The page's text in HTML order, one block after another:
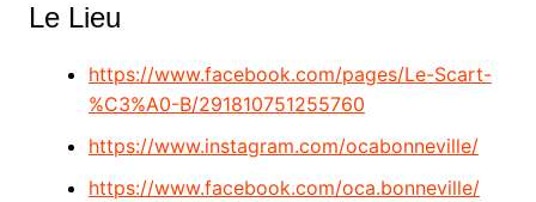
Le Lieu
https://www.facebook.com/pages/Le-Scart-
%C3%A0-B/291810751255760
https://www.instagram.com/ocabonneville/
https://www.facebook.com/oca.bonneville/